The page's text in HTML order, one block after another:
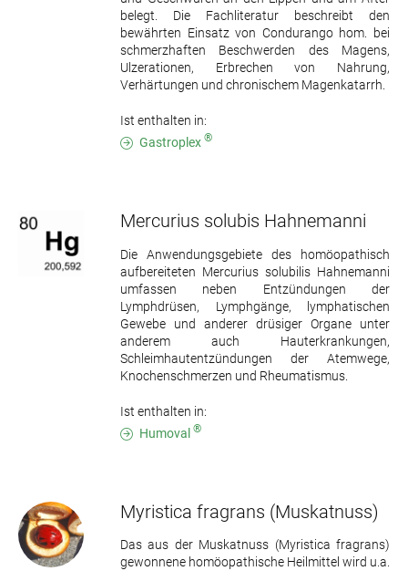
belegt. Die Fachliteratur beschreibt den
bewährten Einsatz von Condurango hom. bei
schmerzhaften Beschwerden des Magens,
Ulzerationen, Erbrechen von Nahrung,
Verhärtungen und chronischem Magenkatarrh.
Ist enthalten in:
Gastroplex ®
Mercurius solubis Hahnemanni
Die Anwendungsgebiete des homöopathisch
aufbereiteten Mercurius solubilis Hahnemanni
umfassen neben Entzündungen der
Lymphdrüsen, Lymphgänge, lymphatischen
Gewebe und anderer drüsiger Organe unter
anderem auch Hauterkrankungen,
Schleimhautentzündungen der Atemwege,
Knochenschmerzen und Rheumatismus.
Ist enthalten in:
Humoval ®
Myristica fragrans (Muskatnuss)
Das aus der Muskatnuss (Myristica fragrans)
gewonnene homöopathische Heilmittel wird u.a.